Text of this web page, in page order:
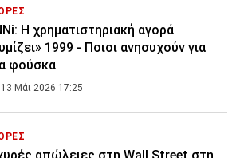
Η χρηματιστηριακή αγορά
1999 - Ποιοι ανησυχούν για
φούσκα
13 Μάι 2026 17:25